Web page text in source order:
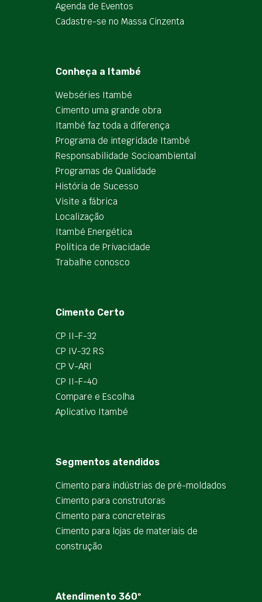
Agenda de Eventos
Cadastre-se no Massa Cinzenta
Conheça a Itambé
Webséries Itambé
Cimento uma grande obra
Itambé faz toda a diferença
Programa de integridade Itambé
Responsabilidade Socioambiental
Programas de Qualidade
História de Sucesso
Visite a fábrica
Localização
Itambé Energética
Política de Privacidade
Trabalhe conosco
Cimento Certo
CP II-F-32
CP IV-32 RS
CP V-ARI
CP II-F-40
Compare e Escolha
Aplicativo Itambé
Segmentos atendidos
Cimento para indústrias de pré-moldados
Cimento para construtoras
Cimento para concreteiras
Cimento para lojas de materiais de
construção
Atendimento 360º